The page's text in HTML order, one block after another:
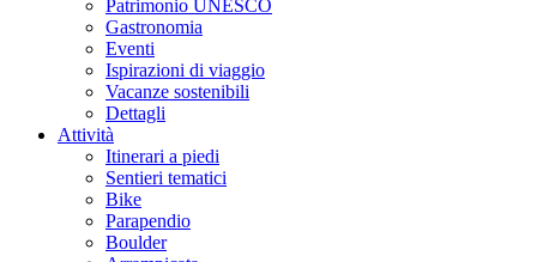
Patrimonio UNESCO
Gastronomia
Eventi
Ispirazioni di viaggio
Vacanze sostenibili
Dettagli
Attività
Itinerari a piedi
Sentieri tematici
Bike
Parapendio
Boulder